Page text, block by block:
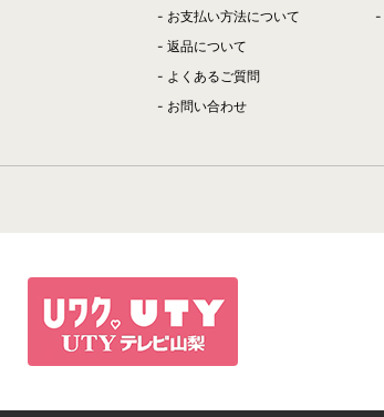
お支払い方法について
返品について
よくあるご質問
お問い合わせ